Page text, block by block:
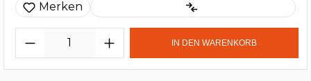
Merken
IN DEN WARENKORB